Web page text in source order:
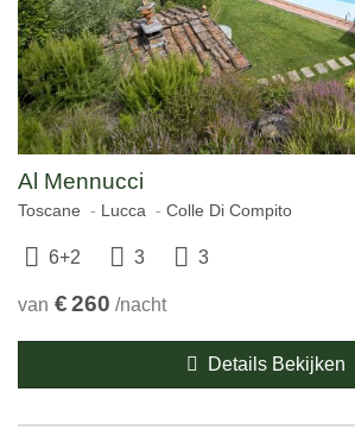
Al Mennucci
Toscane Lucca Colle Di Compito
6+2 3 3
van €260 /nacht
Details Bekijken